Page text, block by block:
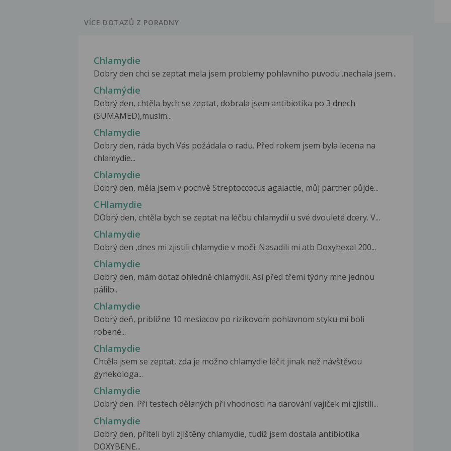
VÍCE DOTAZŮ Z PORADNY
Chlamydie
Dobry den chci se zeptat mela jsem problemy pohlavniho puvodu .nechala jsem...
Chlamýdie
Dobrý den, chtěla bych se zeptat, dobrala jsem antibiotika po 3 dnech
(SUMAMED),musím...
Chlamydie
Dobry den, ráda bych Vás požádala o radu. Před rokem jsem byla lecena na
chlamydie...
Chlamydie
Dobrý den, měla jsem v pochvě Streptoccocus agalactie, můj partner půjde...
CHlamydie
DObrý den, chtěla bych se zeptat na léčbu chlamydií u své dvouleté dcery. V...
Chlamydie
Dobrý den ,dnes mi zjistili chlamydie v moči. Nasadili mi atb Doxyhexal 200...
Chlamydie
Dobrý den, mám dotaz ohledně chlamýdii. Asi před třemi týdny mne jednou
pálilo...
Chlamydie
Dobrý deň, približne 10 mesiacov po rizikovom pohlavnom styku mi boli
robené...
Chlamydie
Chtěla jsem se zeptat, zda je možno chlamydie léčit jinak než návštěvou
gynekologa...
Chlamydie
Dobrý den. Při testech dělaných při vhodnosti na darování vajíček mi zjistili...
Chlamydie
Dobrý den, příteli byli zjištěny chlamydie, tudíž jsem dostala antibiotika
DOXYBENE...